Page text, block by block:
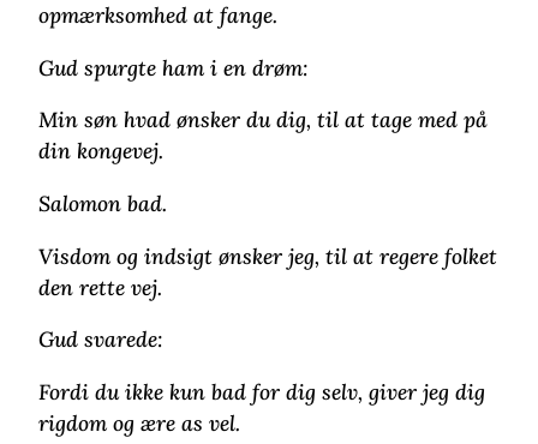
opmærksomhed at fange.
Gud spurgte ham i en drøm:
Min søn hvad ønsker du dig, til at tage med på
din kongevej.
Salomon bad.
Visdom og indsigt ønsker jeg, til at regere folket
den rette vej.
Gud svarede:
Fordi du ikke kun bad for dig selv, giver jeg dig
rigdom og ære as vel.